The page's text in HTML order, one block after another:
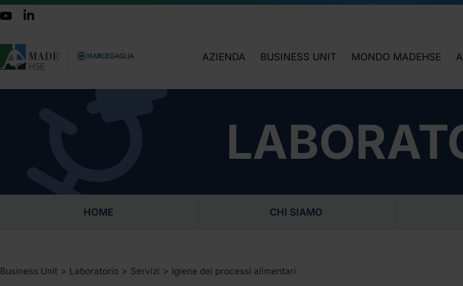
AZIENDA
CHI SIAMO
ORGANIGRAMMA
LAVORA CON NOI
DOVE SIAMO
BUSINESS UNIT
LABORATORIO
FORMAZIONE
SOFTWARE
MONDO MADEHSE
HIGHLIGHTS
FOCUS TEMATICI
HOME CHI SIAMO
Business Unit > Laboratorio > Servizi > Igiene dei processi alimentari